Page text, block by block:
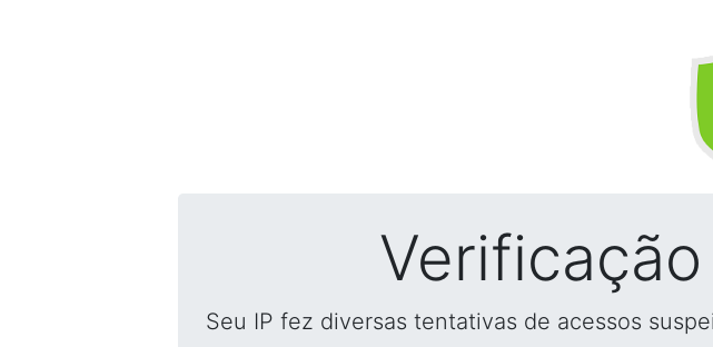
Seu IP fez diversas tentativas de acessos